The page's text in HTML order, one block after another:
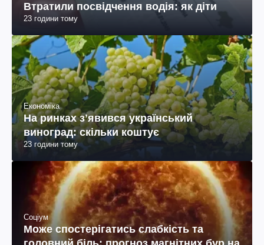
Втратили посвідчення водія: як діти
23 години тому
Економіка
На ринках зʼявився український
виноград: скільки коштує
23 години тому
Соціум
Може спостерігатись слабкість та